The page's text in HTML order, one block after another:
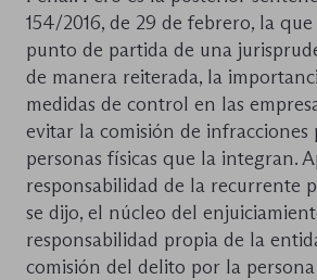
154/2016, de 29 de febrero, la
punto de partida de una
de manera reiterada, la
medidas de control en las
evitar la comisión de infracciones
personas físicas que la integran.
responsabilidad de la recurrente
se dijo, el núcleo del
responsabilidad propia de la
comisión del delito por la